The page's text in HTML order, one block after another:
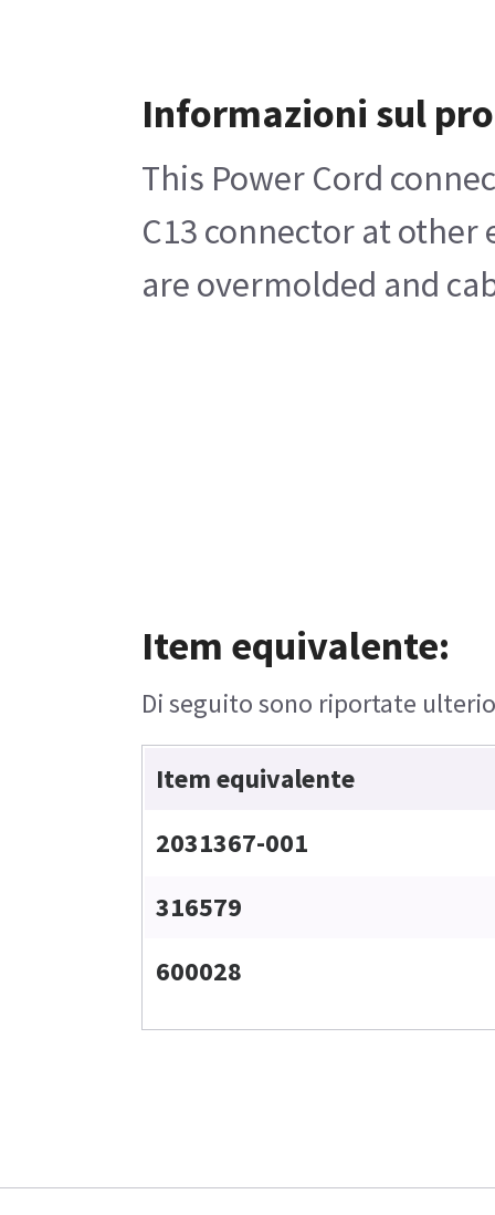
Informazioni sul
This Power Cord
C13 connector at
are overmolded and
Item equivalente:
Di seguito sono riportate
Item equivalente
2031367-001
316579
600028